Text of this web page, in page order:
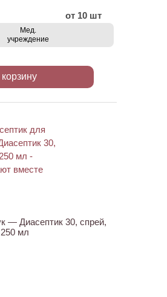
от 10 шт
Мед.
учреждение
— Диасептик 30, спрей,
250 мл